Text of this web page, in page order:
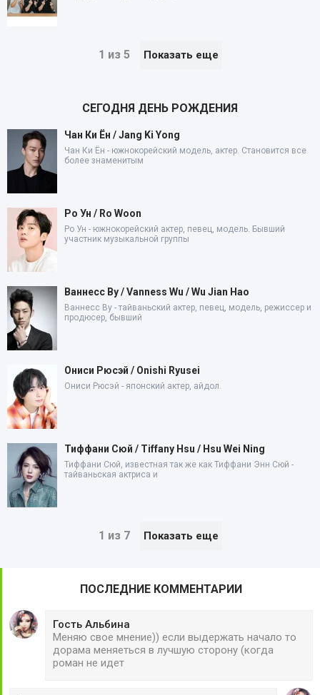
1 из 5 Показать еще
СЕГОДНЯ ДЕНЬ РОЖДЕНИЯ
Чан Ки Ён / Jang Ki Yong
Чан Ки Ён - южнокорейский модель, актер. Становится все
более знаменитым
Ро Ун / Ro Woon
Ро Ун - южнокорейский актер, певец, модель. Бывший
участник музыкальной группы
Ваннесс Ву / Vanness Wu / Wu Jian Hao
Ваннесс Ву - тайваньский актер, певец, модель, режиссер и
продюсер, бывший
Ониси Рюсэй / Onishi Ryusei
Ониси Рюсэй - японский актер, айдол.
Тиффани Сюй / Tiffany Hsu / Hsu Wei Ning
Тиффани Сюй, известная так же как Тиффани Энн Сюй -
тайваньская актриса и
1 из 7 Показать еще
ПОСЛЕДНИЕ КОММЕНТАРИИ
Гость Альбина
Меняю свое мнение)) если выдержать начало то
дорама меняеться в лучшую сторону (когда
роман не идет